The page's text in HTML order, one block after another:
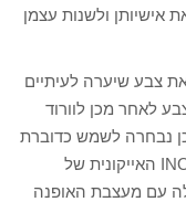
אישיותן ולשנות עצמן
את צבע שיערה לעיתיים
לאחר מכן לוורוד
נבחרה לשמש כדוברת
לקולקציית צבעי השיער החדשה מסדרת INOA האייקונית של
עם מעצבת האופנה